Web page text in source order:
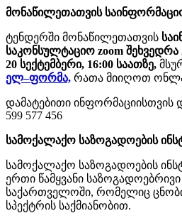
მონაწილეთათვის
ტენდერში მონაწილეთათვის
საკონსულტაციო zoom შეხვედრა
20 სექტემბერი, 16:00 საათზე,
ელ–ფორმა, რათა მიიღოთ
დამატებითი ინფორმაციისთვის
599 577 456
სამოქალაქო საზოგადოების
სამოქალაქო საზოგადოების
ერთი წამყვანი
საქართველოში, რომელიც
სპექტრის საქმიანობით.